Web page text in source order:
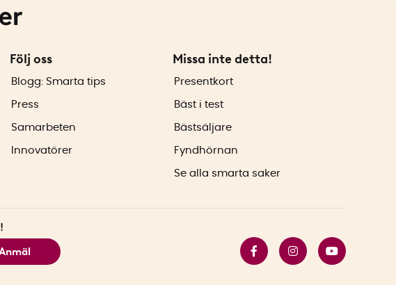
Följ oss
Blogg: Smarta tips
Press
Samarbeten
Innovatörer
Missa inte detta!
Presentkort
Bäst i test
Bästsäljare
Fyndhörnan
Se alla smarta saker